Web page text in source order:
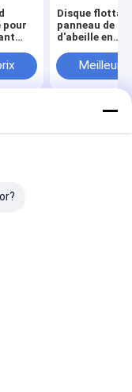
pour
Disque
panneau de
d'abeille en
pour l'huile
Meilleur
Site